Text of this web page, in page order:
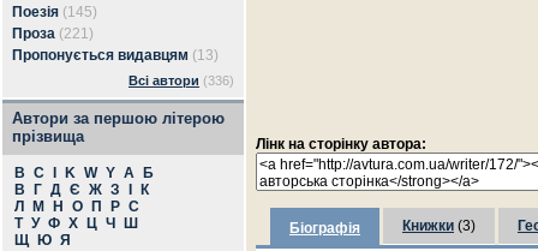
Поезія (145)
Проза (221)
Пропонується видавцям (13)
Всі автори (336)
Автори за першою літерою
прізвища
B C K W Y А
Б
В
Г Д Є Ж З
К
Л
М Н О П Р С
Т У Ф Х Ц Ч
Ш
Щ
Ю Я
Лінк на сторінку автора:
Біографія Книжки (3)